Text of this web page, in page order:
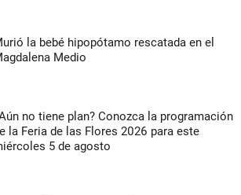
la bebé hipopótamo rescatada en el
Medio
no tiene plan? Conozca la programación
la Feria de las Flores 2026 para este
5 de agosto